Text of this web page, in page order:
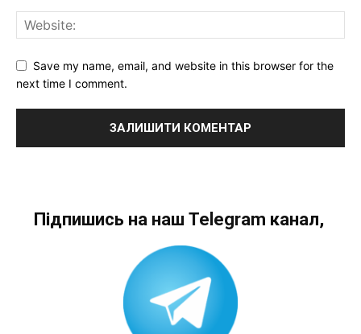
Save my name, email, and website in this browser for the
next time I comment.
Підпишись на наш Telegram канал,